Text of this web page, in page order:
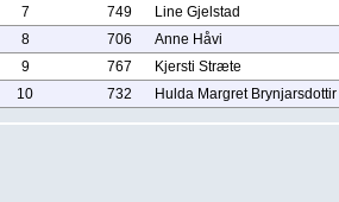
7
749
Line Gjelstad
8
706
Anne Håvi
9
767
Kjersti Stræte
10
732 Hulda Margret Brynjarsdottir